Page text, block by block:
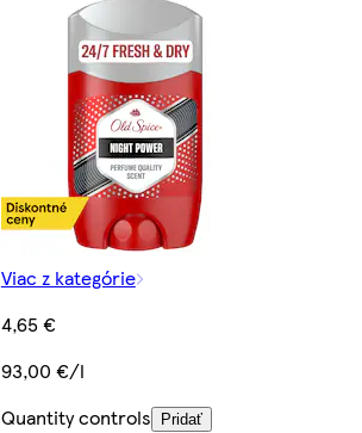
Viac z kategórie
4,65 €
93,00 €/l
Quantity controls
Pridať